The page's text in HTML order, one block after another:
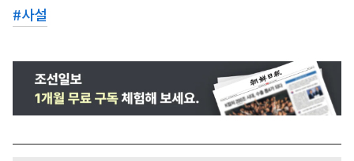
#사설